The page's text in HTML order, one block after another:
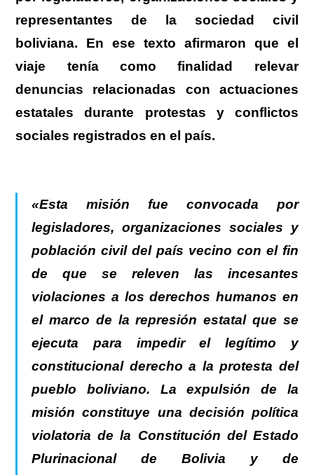
representantes de la sociedad civil
boliviana. En ese texto afirmaron que el
viaje tenía como finalidad relevar
denuncias relacionadas con actuaciones
estatales durante protestas y conflictos
sociales registrados en el país.
«Esta misión fue convocada por
legisladores, organizaciones sociales y
población civil del país vecino con el fin
de que se releven las incesantes
violaciones a los derechos humanos en
el marco de la represión estatal que se
ejecuta para impedir el legítimo y
constitucional derecho a la protesta del
pueblo boliviano. La expulsión de la
misión constituye una decisión política
violatoria de la Constitución del Estado
Plurinacional de Bolivia y de